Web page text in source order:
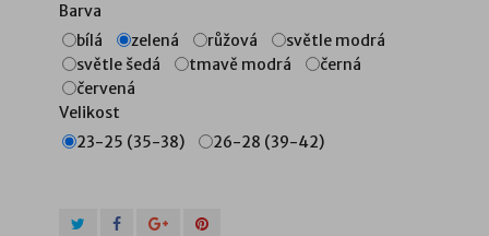
Barva
bílá
zelená růžová
světle modrá
světle šedá
tmavě modrá
černá
červená
Velikost
23-25 (35-38)
26-28 (39-42)